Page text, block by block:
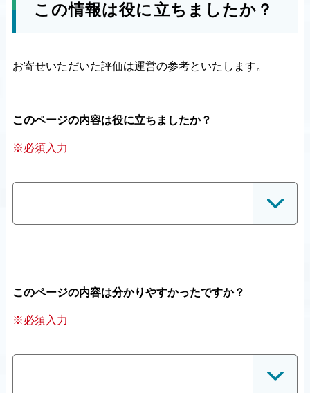
この情報は役に立ちましたか？
お寄せいただいた評価は運営の参考といたします。
このページの内容は役に立ちましたか？
※必須入力
このページの内容は分かりやすかったですか？
※必須入力